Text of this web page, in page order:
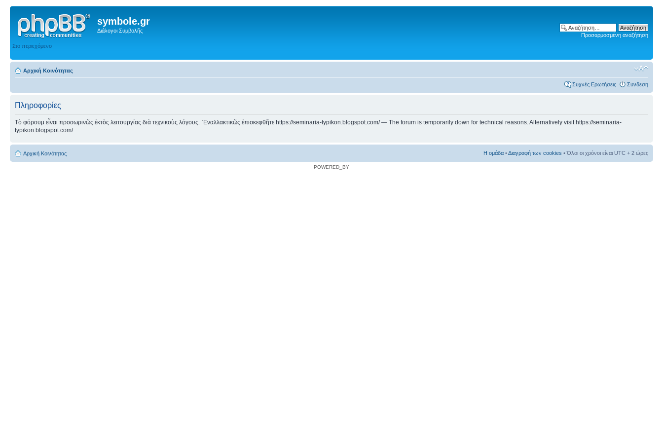
symbole.gr
Διάλογοι Συμβολῆς
Στο περιεχόμενο
Προσαρμοσμένη αναζήτηση
Αρχική Κοινότητας
Συχνές Ερωτήσεις Συνδεση
Πληροφορίες
Τὸ φόρουμ εἶναι προσωρινῶς ἐκτὸς λειτουργίας διὰ τεχνικοὺς λόγους. ᾿Εναλλακτικῶς ἐπισκεφθῆτε https://seminaria-typikon.blogspot.com/ — The forum is temporarily down for technical reasons. Alternatively visit https://seminaria-
typikon.blogspot.com/
Αρχική Κοινότητας Η ομάδα •Διαγραφή των cookies • Όλοι οι χρόνοι είναι UTC + 2 ώρες
POWERED_BY